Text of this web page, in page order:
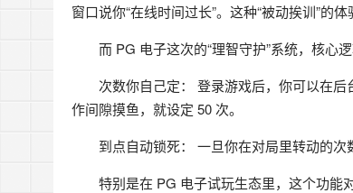
窗口说你“在线时间过长”。这种“被动挨训”的
而 PG 电子这次的“理智守护”系统，核心逻
次数你自己定： 登录游戏后，你可以在
作间隙摸鱼，就设定 50 次。
到点自动锁死： 一旦你在对局里转动的
特别是在 PG 电子试玩生态里，这个功能